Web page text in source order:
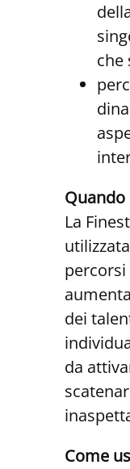
che
Quando
La
dei
da
Come